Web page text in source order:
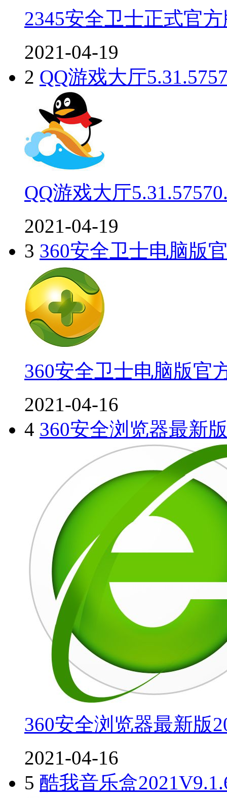
2345安全卫士正式官方
2021-04-19
2 QQ游戏大厅
QQ游戏大厅
2021-04-19
3 360安全卫士电脑版
360安全卫士电脑版官
2021-04-16
4 360安全浏览器最新
360安全浏览器最新版
2021-04-16
5 酷我音乐盒